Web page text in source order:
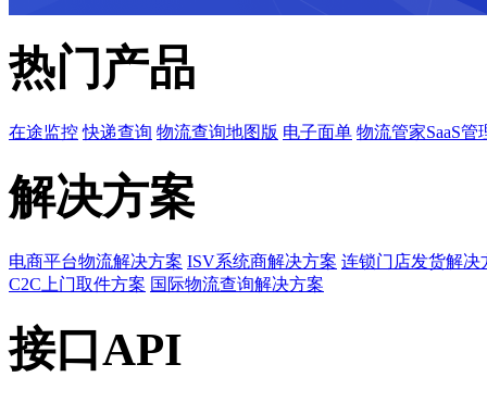
热门产品
在途监控 快递查询 物流查询地图版 电子面单 物流管家SaaS管
解决方案
电商平台物流解决方案 ISV系统商解决方案 连锁门店发货解决
C2C上门取件方案 国际物流查询解决方案
接口API